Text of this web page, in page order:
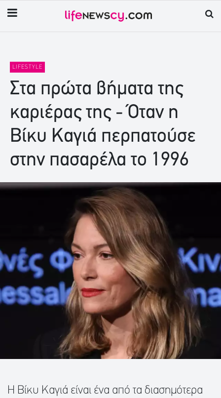
LIFESTYLE
Στα πρώτα βήματα της
καριέρας της - Όταν η
Βίκυ Καγιά περπατούσε
στην πασαρέλα το 1996
Η Βίκυ Καγιά είναι ένα από τα διασημότερα